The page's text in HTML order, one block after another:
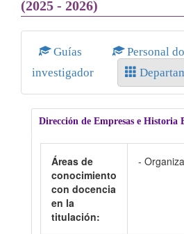
(2025 - 2026)
Guías
Personal
investigador
Dirección de Empresas e Historia
Áreas de
conocimiento
con docencia
en la
titulación:
-